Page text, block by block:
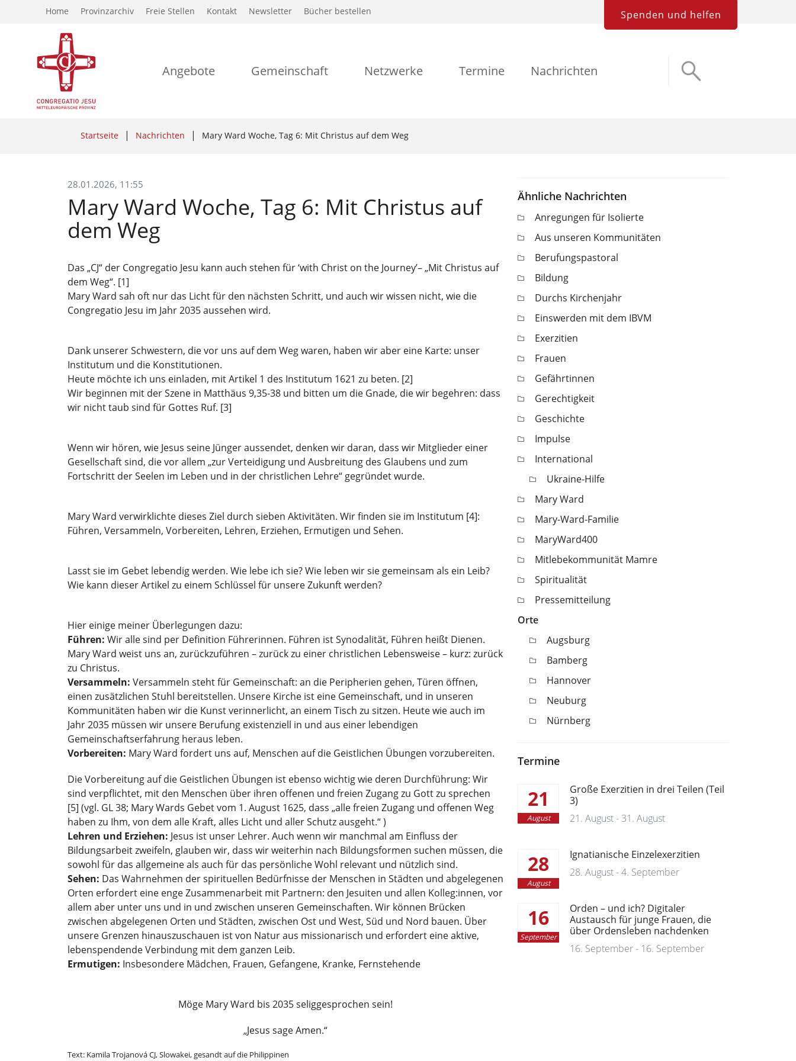
Home Provinzarchiv Freie Stellen Kontakt Newsletter Bücher bestellen Spenden und helfen
Angebote Gemeinschaft Netzwerke Termine Nachrichten
Startseite Nachrichten Mary Ward Woche, Tag 6: Mit Christus auf dem Weg
28.01.2026, 11:55
Mary Ward Woche, Tag 6: Mit Christus auf
dem Weg
Das „CJ“ der Congregatio Jesu kann auch stehen für ‘with Christ on the Journey’– „Mit Christus auf
dem Weg“. [1]
Mary Ward sah oft nur das Licht für den nächsten Schritt, und auch wir wissen nicht, wie die
Congregatio Jesu im Jahr 2035 aussehen wird.
Dank unserer Schwestern, die vor uns auf dem Weg waren, haben wir aber eine Karte: unser
Institutum und die Konstitutionen.
Heute möchte ich uns einladen, mit Artikel 1 des Institutum 1621 zu beten. [2]
Wir beginnen mit der Szene in Matthäus 9,35-38 und bitten um die Gnade, die wir begehren: dass
wir nicht taub sind für Gottes Ruf. [3]
Wenn wir hören, wie Jesus seine Jünger aussendet, denken wir daran, dass wir Mitglieder einer
Gesellschaft sind, die vor allem „zur Verteidigung und Ausbreitung des Glaubens und zum
Fortschritt der Seelen im Leben und in der christlichen Lehre“ gegründet wurde.
Mary Ward verwirklichte dieses Ziel durch sieben Aktivitäten. Wir finden sie im Institutum [4]:
Führen, Versammeln, Vorbereiten, Lehren, Erziehen, Ermutigen und Sehen.
Lasst sie im Gebet lebendig werden. Wie lebe ich sie? Wie leben wir sie gemeinsam als ein Leib?
Wie kann dieser Artikel zu einem Schlüssel für unsere Zukunft werden?
Hier einige meiner Überlegungen dazu:
Führen: Wir alle sind per Definition Führerinnen. Führen ist Synodalität, Führen heißt Dienen.
Mary Ward weist uns an, zurückzuführen – zurück zu einer christlichen Lebensweise – kurz: zurück
zu Christus.
Versammeln: Versammeln steht für Gemeinschaft: an die Peripherien gehen, Türen öffnen,
einen zusätzlichen Stuhl bereitstellen. Unsere Kirche ist eine Gemeinschaft, und in unseren
Kommunitäten haben wir die Kunst verinnerlicht, an einem Tisch zu sitzen. Heute wie auch im
Jahr 2035 müssen wir unsere Berufung existenziell in und aus einer lebendigen
Gemeinschaftserfahrung heraus leben.
Vorbereiten: Mary Ward fordert uns auf, Menschen auf die Geistlichen Übungen vorzubereiten.
Die Vorbereitung auf die Geistlichen Übungen ist ebenso wichtig wie deren Durchführung: Wir
sind verpflichtet, mit den Menschen über ihren offenen und freien Zugang zu Gott zu sprechen
[5] (vgl. GL 38; Mary Wards Gebet vom 1. August 1625, dass „alle freien Zugang und offenen Weg
haben zu Ihm, von dem alle Kraft, alles Licht und aller Schutz ausgeht.“ )
Lehren und Erziehen: Jesus ist unser Lehrer. Auch wenn wir manchmal am Einfluss der
Bildungsarbeit zweifeln, glauben wir, dass wir weiterhin nach Bildungsformen suchen müssen, die
sowohl für das allgemeine als auch für das persönliche Wohl relevant und nützlich sind.
Sehen: Das Wahrnehmen der spirituellen Bedürfnisse der Menschen in Städten und abgelegenen
Orten erfordert eine enge Zusammenarbeit mit Partnern: den Jesuiten und allen Kolleg:innen, vor
allem aber unter uns und in und zwischen unseren Gemeinschaften. Wir können Brücken
zwischen abgelegenen Orten und Städten, zwischen Ost und West, Süd und Nord bauen. Über
unsere Grenzen hinauszuschauen ist von Natur aus missionarisch und erfordert eine aktive,
lebenspendende Verbindung mit dem ganzen Leib.
Ermutigen: Insbesondere Mädchen, Frauen, Gefangene, Kranke, Fernstehende
Möge Mary Ward bis 2035 seliggesprochen sein!
„Jesus sage Amen.“
Text: Kamila Trojanová CJ, Slowakei, gesandt auf die Philippinen
Ähnliche Nachrichten
Anregungen für Isolierte
Aus unseren Kommunitäten
Berufungspastoral
Bildung
Durchs Kirchenjahr
Einswerden mit dem IBVM
Exerzitien
Frauen
Gefährtinnen
Gerechtigkeit
Geschichte
Impulse
International
Ukraine-Hilfe
Mary Ward
Mary-Ward-Familie
MaryWard400
Mitlebekommunität Mamre
Spiritualität
Pressemitteilung
Orte
Augsburg
Bamberg
Hannover
Neuburg
Nürnberg
Termine
21
August
Große Exerzitien in drei Teilen (Teil
3)
21. August - 31. August
28
August
Ignatianische Einzelexerzitien
28. August - 4. September
16
September
Orden – und ich? Digitaler
Austausch für junge Frauen, die
über Ordensleben nachdenken
16. September - 16. September